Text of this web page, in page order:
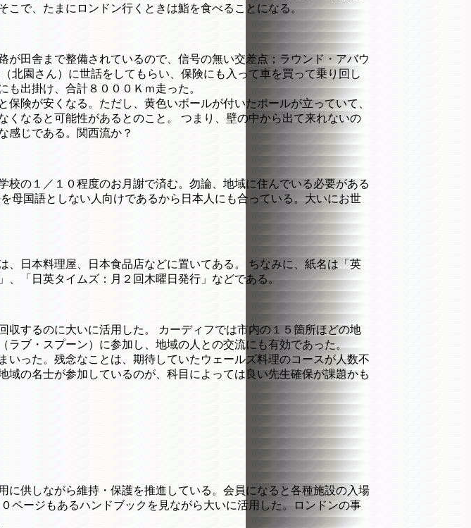
で、たまにロンドン行くときは鮨を食べることになる。
田舎まで整備されているので、信号の無い交差点；ラウンド・アバウ
北園さん）に世話をしてもらい、保険にも入って車を買って乗り回し
出掛け、合計８０００Ｋｍ走った。
険が安くなる。ただし、黄色いボールが付いたポールが立っていて、
なると可能性があるとのこと。 つまり、壁の中から出て来れないの
感じである。関西流か？
の１／１０程度のお月謝で済む。勿論、地域に住んでいる必要がある
母国語としない人向けであるから日本人にも合っている。大いにお世
日本料理屋、日本食品店などに置いてある。 ちなみに、紙名は「英
、「日英タイムズ：月２回木曜日発行」などである。
するのに大いに活用した。 カーディフでは市内の１５箇所ほどの地
ブ・スプーン）に参加し、地域の人との交流にも有効であった。
った。残念なことは、期待していたウェールズ料理のコースが人数不
の名士が参加しているのが、科目によっては良い先生確保が課題かも
供しながら維持・保護を推進している。会員になると各種施設の入場
ページもあるハンドブックを見ながら大いに活用した。ロンドンの事